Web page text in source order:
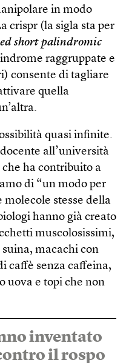
in modo
crispr (la sigla sta per
short palindromic
raggruppate e
consente di tagliare
quella
quasi infinite.
all’università
ha contribuito a
di “un modo per
stesse della
hanno già creato
muscolosissimi,
macachi con
caffè senza caffeina,
uova e topi che non
inventato
il rospo